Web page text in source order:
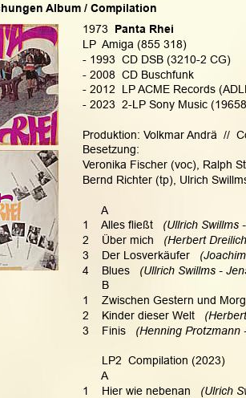
Album / Compilation
1973
  Panta Rhei
LP  Amiga (855 318)
- 1993  CD DSB (3210-2 CG)
- 2008  CD Buschfunk
- 2012  LP ACME Records
- 2023  2-LP Sony Music
Produktion: Volkmar Andrä  //
Besetzung:
Veronika Fischer (voc), Ralph
Bernd Richter (tp), Ulrich
      A
1    Alles fließt (Ullrich Swillms
2    Über mich (Herbert
3    Der Losverkäufer
4    Blues
(Ullrich Swillms -
      B
1    Zwischen Gestern und
2    Kinder dieser Welt
3    Finis (Henning Protzmann
      LP2  Compilation (2023)
      A
1    Hier wie nebenan
(Ulrich